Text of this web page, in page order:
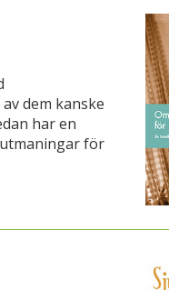
dem kanske
har en
för